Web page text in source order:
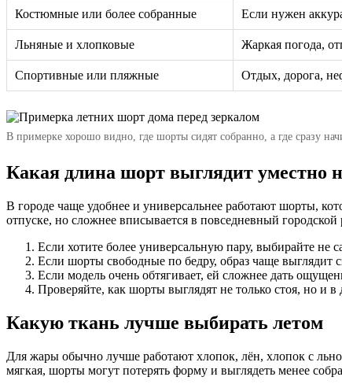
Костюмные или более собранные Если нужен
Льняные и хлопковые Жаркая погода,
Спортивные или пляжные Отдых, дорога,
В примерке хорошо видно, где шорты сидят собранно, а где сразу
Какая длина шорт выглядит уместно
В городе чаще удобнее и универсальнее работают шорты,
отпуске, но сложнее вписывается в повседневный
Если хотите более универсальную пару, выбирайте не
Если шорты свободные по бедру, образ чаще выглядит
Если модель очень обтягивает, ей сложнее дать
Проверяйте, как шорты выглядят не только стоя, но и
Какую ткань лучше выбирать летом
Для жары обычно лучше работают хлопок, лён, хлопок с
мягкая, шорты могут потерять форму и выглядеть менее